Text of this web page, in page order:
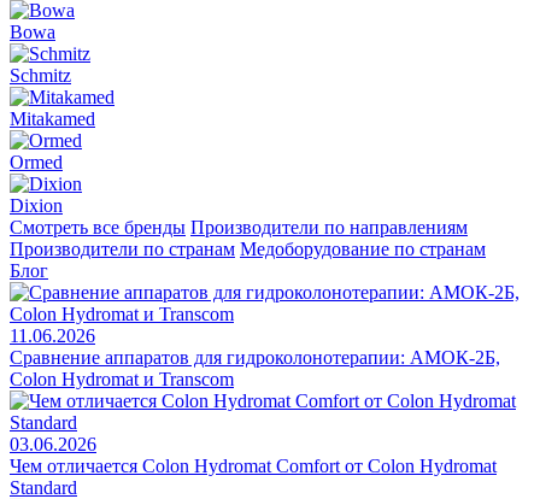
Bowa
Schmitz
Mitakamed
Ormed
Dixion
Смотреть все бренды Производители по направлениям
Производители по странам Медоборудование по странам
Блог
11.06.2026
Сравнение аппаратов для гидроколонотерапии: АМОК-2Б,
Colon Hydromat и Transcom
03.06.2026
Чем отличается Colon Hydromat Comfort от Colon Hydromat
Standard